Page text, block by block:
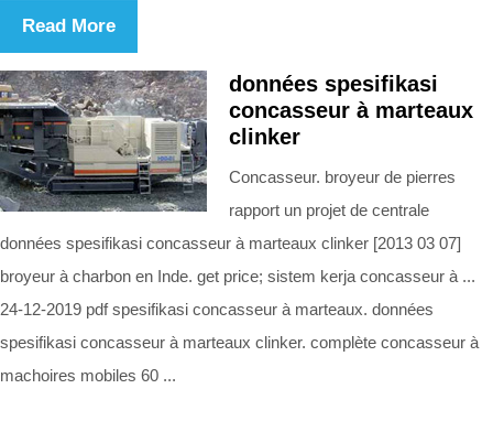
Read More
données spesifikasi
concasseur à marteaux
clinker
Concasseur. broyeur de pierres
rapport un projet de centrale
données spesifikasi concasseur à marteaux clinker [2013 03 07]
broyeur à charbon en Inde. get price; sistem kerja concasseur à ...
24-12-2019 pdf spesifikasi concasseur à marteaux. données
spesifikasi concasseur à marteaux clinker. complète concasseur à
machoires mobiles 60 ...